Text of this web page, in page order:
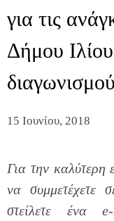
για τις
Δήμου
διαγωνισμού
15 Ιουνίου, 2018
Για την καλύτερη
να συμμετέχετε
στείλετε ένα